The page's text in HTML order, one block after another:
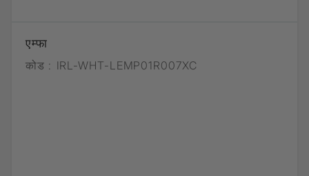
एम्फा
कोड : IRL-WHT-LEMP01R007XC